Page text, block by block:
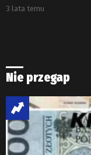
3 lata temu
Nie przegap